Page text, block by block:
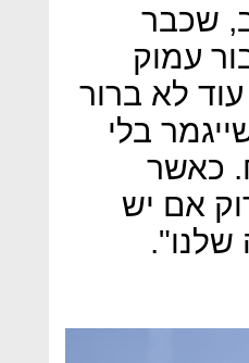
שכבר
עמוק
לא ברור
בלי
כאשר
אם יש
שלנו".